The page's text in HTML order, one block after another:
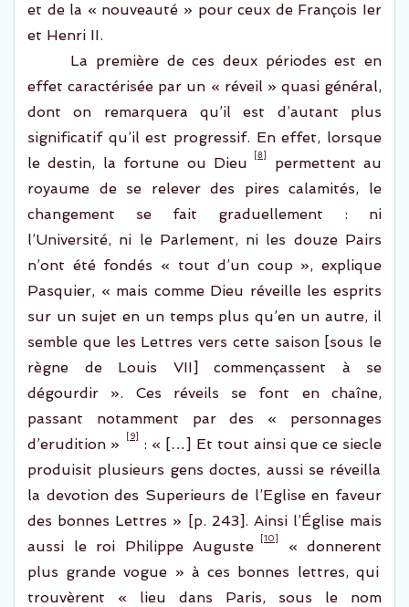
et de la « nouveauté » pourceux de François Ier
et Henri II.
La première de ces deux périodes est en
effet caractérisée par un « réveil » quasi général,
dont on remarquera qu’il est d’autant plus
significatifqu’il est progressif. En effet, lorsque
le destin, la fortune ou Dieu
[8] permettent au
royaume de se relever des pires calamités, le
changement se fait graduellement : ni
l’Université, ni le Parlement, ni les douze Pairs
n’ont été fondés « tout d’un coup », explique
Pasquier, « mais comme Dieu réveille les esprits
sur un sujet en un temps plus qu’en un autre, il
semble que les Lettres vers cette saison [sous le
règne de Louis VII] commençassent à se
dégourdir ». Ces réveils se font en chaîne,
passant notamment par des « personnages
d’erudition » [9] : « […] Et tout ainsi que ce siecle
produisit plusieurs gens doctes, aussi se réveilla
la devotiondes Superieurs de l’Eglise en faveur
des bonnes Lettres » [p. 243]. Ainsi l’Église mais
aussi le roi Philippe Auguste
[10] « donnerent
plus grande vogue » à ces bonnes lettres, qui
trouvèrent « lieu dans Paris, sous le nom